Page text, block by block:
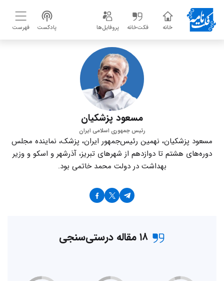
خانه فکت‌خانه پروفایل‌ها پادکست فهرست
مسعود پزشکیان
رئیس جمهوری اسلامی ایران
مسعود پزشکیان، نهمین رئیس‌جمهور ایران، پزشک، نماینده مجلس
دوره‌‌های هشتم تا دوازدهم از شهرهای تبریز، آذرشهر و اسکو و وزیر
بهداشت در دولت محمد خاتمی بود.
۱۸ مقاله درستی‌سنجی